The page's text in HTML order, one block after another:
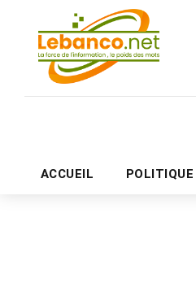
ACCUEIL POLITIQUE